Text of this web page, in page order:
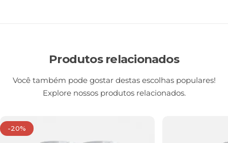
Produtos relacionados
Você também pode gostar destas escolhas populares!
Explore nossos produtos relacionados.
-20%